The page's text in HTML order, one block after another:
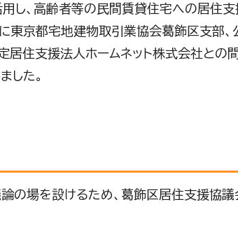
し、高齢者等の民間賃貸住宅への居住
京都宅地建物取引業協会葛飾区支部、
住支援法人ホームネット株式会社との間
した。
の場を設けるため、葛飾区居住支援協議